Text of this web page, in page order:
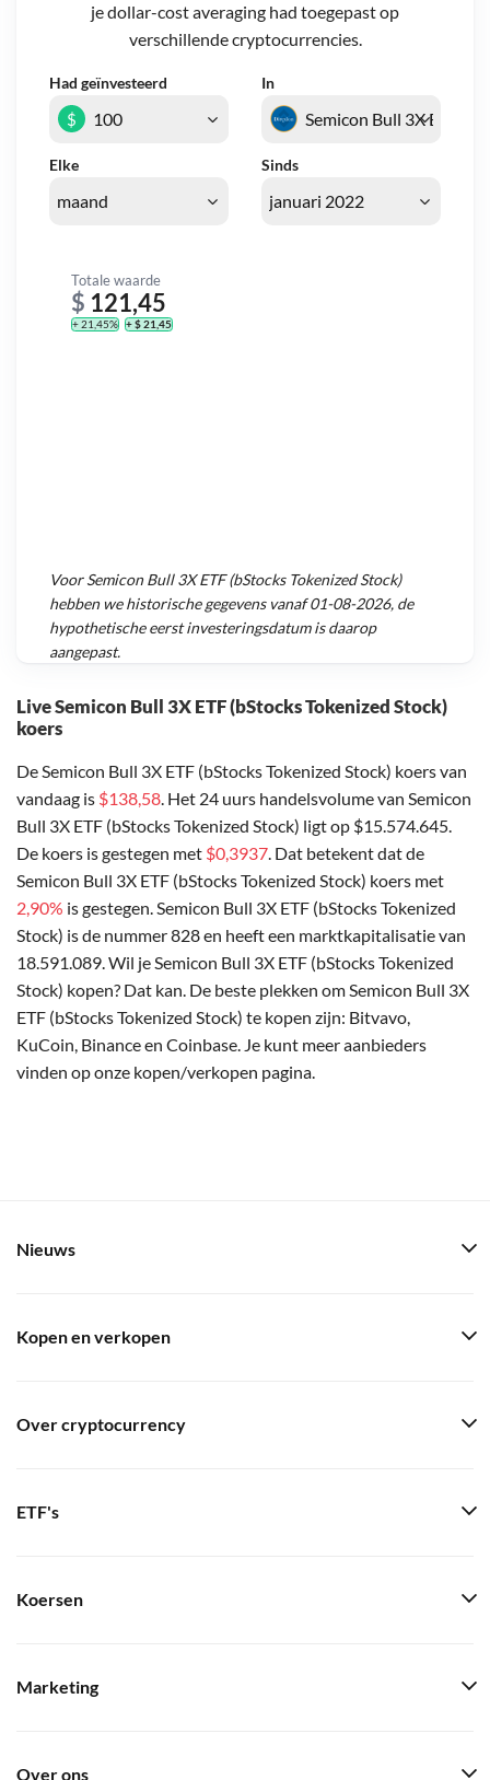
Live Semicon Bull 3X ETF (bStocks Tokenized Stock)
koers
De Semicon Bull 3X ETF (bStocks Tokenized Stock) koers van
vandaag is $138,58. Het 24 uurs handelsvolume van Semicon
Bull 3X ETF (bStocks Tokenized Stock) ligt op $15.574.645.
De koers is gestegen met $0,3937. Dat betekent dat de
Semicon Bull 3X ETF (bStocks Tokenized Stock) koers met
2,90% is gestegen. Semicon Bull 3X ETF (bStocks Tokenized
Stock) is de nummer 828 en heeft een marktkapitalisatie van
18.591.089. Wil je Semicon Bull 3X ETF (bStocks Tokenized
Stock) kopen? Dat kan. De beste plekken om Semicon Bull 3X
ETF (bStocks Tokenized Stock) te kopen zijn: Bitvavo,
KuCoin, Binance en Coinbase. Je kunt meer aanbieders
vinden op onze kopen/verkopen pagina.
je dollar-cost averaging had toegepast op
verschillende cryptocurrencies.
Had geïnvesteerd In
Elke Sinds
$
Totale waarde
$ 121,45
+ 21,45% + $ 21,45
VoorSemicon Bull 3X ETF (bStocks Tokenized Stock)
hebben we historische gegevens vanaf01-08-2026, de
hypothetische eerst investeringsdatum is daarop
aangepast.
Nieuws
Kopen en verkopen
Over cryptocurrency
ETF's
Koersen
Marketing
Over ons